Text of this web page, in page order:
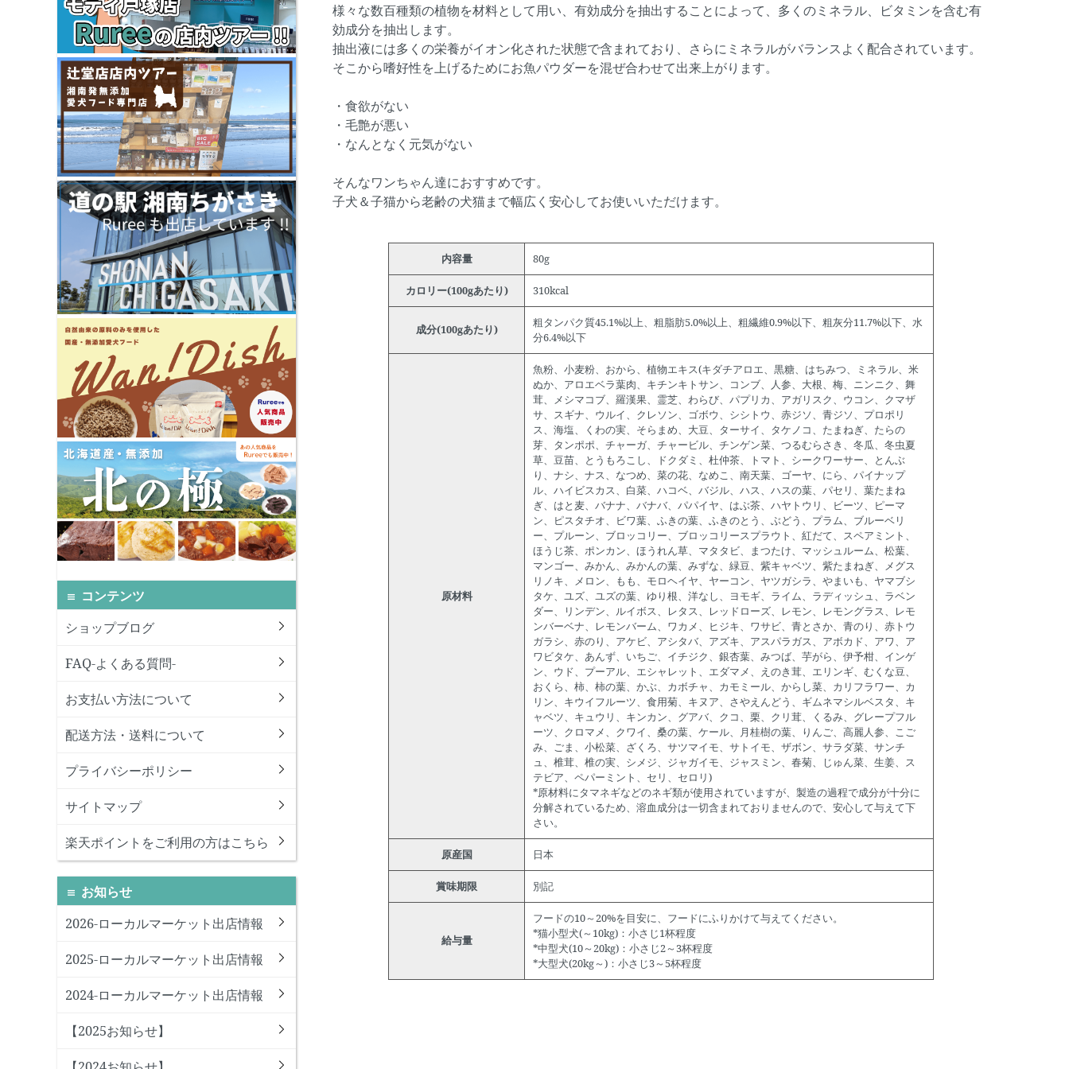
様々な数百種類の植物を材料として用い、有効成分を抽出することによって、多くのミネラル、ビタミンを含む有
効成分を抽出します。
抽出液には多くの栄養がイオン化された状態で含まれており、さらにミネラルがバランスよく配合されています。
そこから嗜好性を上げるためにお魚パウダーを混ぜ合わせて出来上がります。
・食欲がない
・毛艶が悪い
・なんとなく元気がない
そんなワンちゃん達におすすめです。
子犬＆子猫から老齢の犬猫まで幅広く安心してお使いいただけます。
内容量 80g
カロリー(100gあたり) 310kcal
成分(100gあたり)
粗タンパク質45.1%以上、粗脂肪5.0%以上、粗繊維0.9%以下、粗灰分11.7%以下、水
分6.4%以下
原材料
魚粉、小麦粉、おから、植物エキス(キダチアロエ、黒糖、はちみつ、ミネラル、米
ぬか、アロエベラ葉肉、キチンキトサン、コンブ、人参、大根、梅、ニンニク、舞
茸、メシマコブ、羅漢果、霊芝、わらび、パプリカ、アガリスク、ウコン、クマザ
サ、スギナ、ウルイ、クレソン、ゴボウ、シシトウ、赤ジソ、青ジソ、プロポリ
ス、海塩、くわの実、そらまめ、大豆、ターサイ、タケノコ、たまねぎ、たらの
芽、タンポポ、チャーガ、チャービル、チンゲン菜、つるむらさき、冬瓜、冬虫夏
草、豆苗、とうもろこし、ドクダミ、杜仲茶、トマト、シークワーサー、とんぶ
り、ナシ、ナス、なつめ、菜の花、なめこ、南天葉、ゴーヤ、にら、パイナップ
ル、ハイビスカス、白菜、ハコベ、バジル、ハス、ハスの葉、パセリ、葉たまね
ぎ、はと麦、バナナ、バナバ、パパイヤ、はぶ茶、ハヤトウリ、ビーツ、ピーマ
ン、ピスタチオ、ビワ葉、ふきの葉、ふきのとう、ぶどう、プラム、ブルーベリ
ー、プルーン、ブロッコリー、ブロッコリースプラウト、紅だて、スペアミント、
ほうじ茶、ポンカン、ほうれん草、マタタビ、まつたけ、マッシュルーム、松葉、
マンゴー、みかん、みかんの葉、みずな、緑豆、紫キャベツ、紫たまねぎ、メグス
リノキ、メロン、もも、モロヘイヤ、ヤーコン、ヤツガシラ、やまいも、ヤマブシ
タケ、ユズ、ユズの葉、ゆり根、洋なし、ヨモギ、ライム、ラディッシュ、ラベン
ダー、リンデン、ルイボス、レタス、レッドローズ、レモン、レモングラス、レモ
ンバーベナ、レモンバーム、ワカメ、ヒジキ、ワサビ、青とさか、青のり、赤トウ
ガラシ、赤のり、アケビ、アシタバ、アズキ、アスパラガス、アボカド、アワ、ア
ワビタケ、あんず、いちご、イチジク、銀杏葉、みつば、芋がら、伊予柑、インゲ
ン、ウド、プーアル、エシャレット、エダマメ、えのき茸、エリンギ、むくな豆、
おくら、柿、柿の葉、かぶ、カボチャ、カモミール、からし菜、カリフラワー、カ
リン、キウイフルーツ、食用菊、キヌア、さやえんどう、ギムネマシルベスタ、キ
ャベツ、キュウリ、キンカン、グアバ、クコ、栗、クリ茸、くるみ、グレープフル
ーツ、クロマメ、クワイ、桑の葉、ケール、月桂樹の葉、りんご、高麗人参、こご
み、ごま、小松菜、ざくろ、サツマイモ、サトイモ、ザボン、サラダ菜、サンチ
ュ、椎茸、椎の実、シメジ、ジャガイモ、ジャスミン、春菊、じゅん菜、生姜、ス
テビア、ペパーミント、セリ、セロリ)
*原材料にタマネギなどのネギ類が使用されていますが、製造の過程で成分が十分に
分解されているため、溶血成分は一切含まれておりませんので、安心して与えて下
さい。
原産国 日本
賞味期限 別記
給与量
フードの10～20%を目安に、フードにふりかけて与えてください。
*猫小型犬(～10kg)：小さじ1杯程度
*中型犬(10～20kg)：小さじ2～3杯程度
*大型犬(20kg～)：小さじ3～5杯程度
コンテンツ
ショップブログ
FAQ-よくある質問-
お支払い方法について
配送方法・送料について
プライバシーポリシー
サイトマップ
楽天ポイントをご利用の方はこちら
お知らせ
2026-ローカルマーケット出店情報
2025-ローカルマーケット出店情報
2024-ローカルマーケット出店情報
【2025お知らせ】